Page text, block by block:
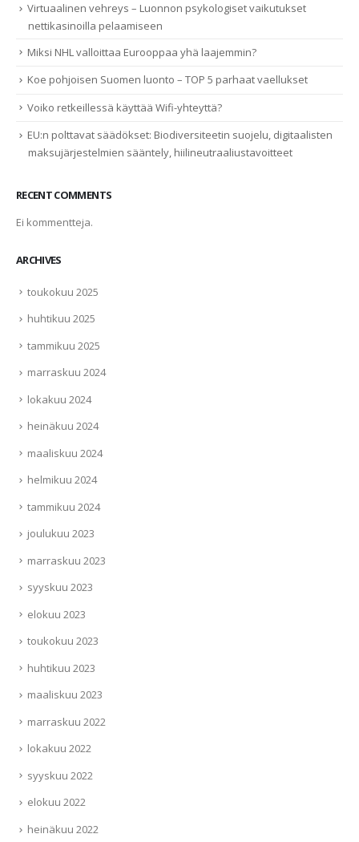
Virtuaalinen vehreys – Luonnon psykologiset vaikutukset
nettikasinoilla pelaamiseen
Miksi NHL valloittaa Eurooppaa yhä laajemmin?
Koe pohjoisen Suomen luonto – TOP 5 parhaat vaellukset
Voiko retkeillessä käyttää Wifi-yhteyttä?
EU:n polttavat säädökset: Biodiversiteetin suojelu, digitaalisten
maksujärjestelmien sääntely, hiilineutraaliustavoitteet
RECENT COMMENTS
Ei kommentteja.
ARCHIVES
toukokuu 2025
huhtikuu 2025
tammikuu 2025
marraskuu 2024
lokakuu 2024
heinäkuu 2024
maaliskuu 2024
helmikuu 2024
tammikuu 2024
joulukuu 2023
marraskuu 2023
syyskuu 2023
elokuu 2023
toukokuu 2023
huhtikuu 2023
maaliskuu 2023
marraskuu 2022
lokakuu 2022
syyskuu 2022
elokuu 2022
heinäkuu 2022